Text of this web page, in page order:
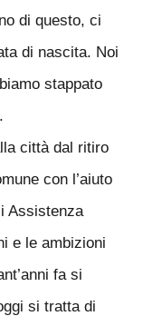
di questo, ci
di nascita. Noi
stappato
città dal ritiro
con l’aiuto
Assistenza
e le ambizioni
fa si
si tratta di